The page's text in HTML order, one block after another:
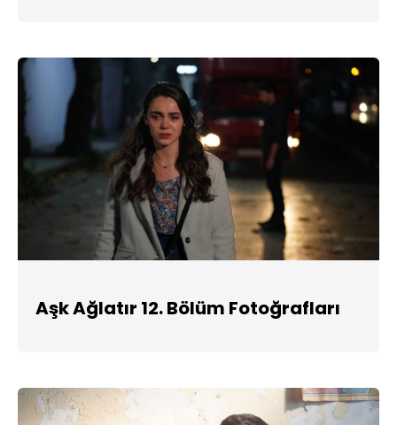
Aşk Ağlatır 12. Bölüm Fotoğrafları